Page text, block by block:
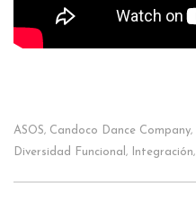
ASOS, Candoco Dance Company,
Diversidad Funcional , Integración,